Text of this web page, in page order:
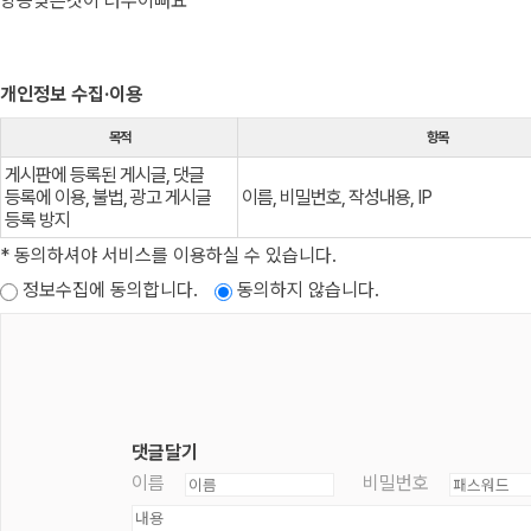
개인정보 수집·이용
목적 항목
게시판에 등록된 게시글, 댓글
등록에 이용, 불법, 광고 게시글
등록 방지
이름, 비밀번호, 작성내용, IP
* 동의하셔야 서비스를 이용하실 수 있습니다.
정보수집에 동의합니다.
동의하지 않습니다.
댓글달기
이름
비밀번호